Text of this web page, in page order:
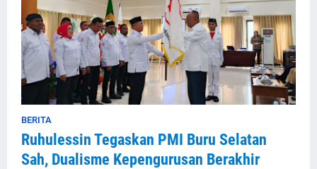
BERITA
Ruhulessin Tegaskan PMI Buru Selatan
Sah, Dualisme Kepengurusan Berakhir